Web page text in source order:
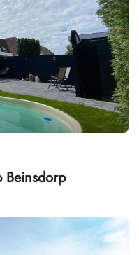
Beinsdorp